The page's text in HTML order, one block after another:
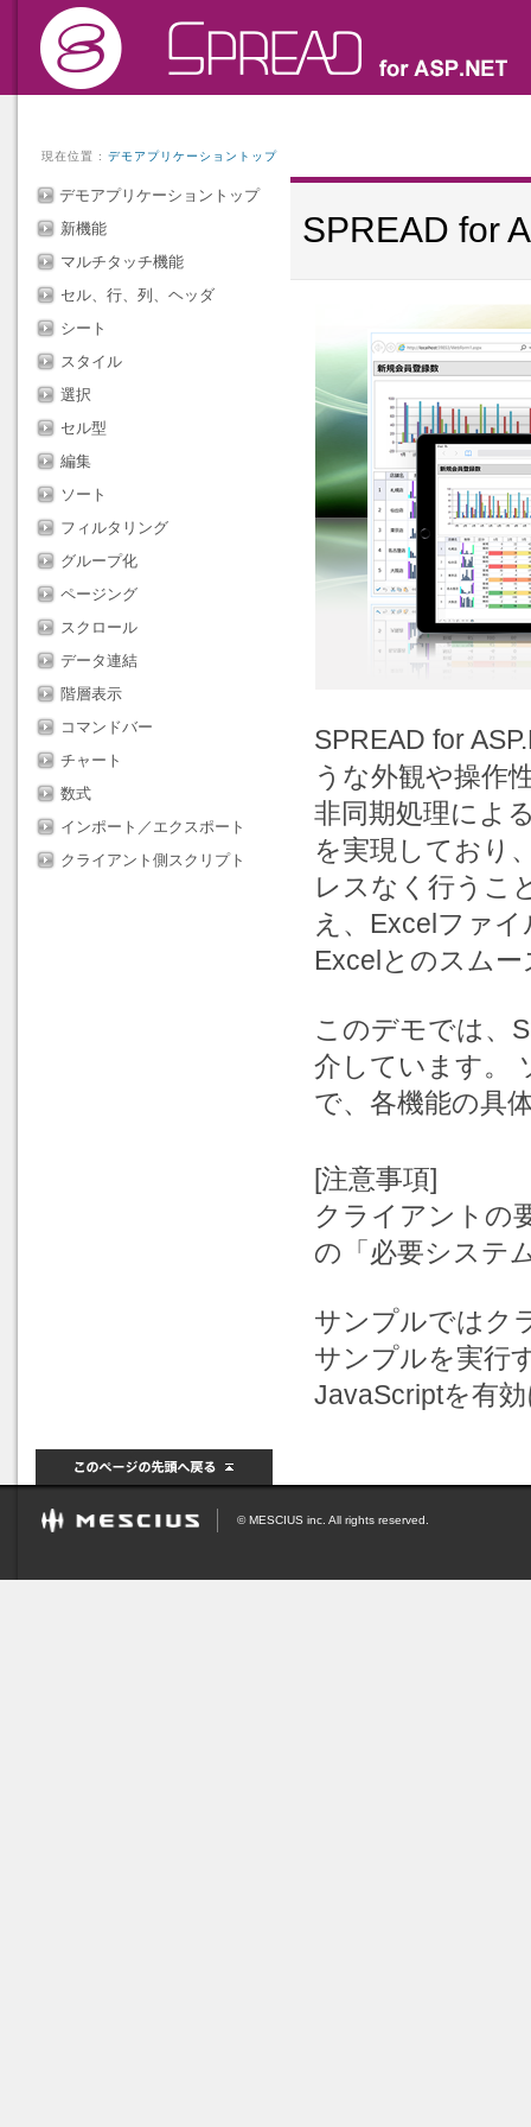
現在位置 : デモアプリケーショントップ
デモアプリケーショントップ
新機能
マルチタッチ機能
セル、行、列、ヘッダ
シート
スタイル
選択
セル型
編集
ソート
フィルタリング
グループ化
ページング
スクロール
データ連結
階層表示
コマンドバー
チャート
数式
インポート／エクスポート
クライアント側スクリプト
SPREAD for
SPREAD for
うな外観や操作
非同期処理によ
を実現しており
レスなく行うこ
え、Excelファ
Excelとのス
このデモでは、
介しています。
で、各機能の具
[注意事項]
クライアントの
の「必要システ
サンプルではク
サンプルを実行
JavaScriptを有
© MESCIUS inc. All rights reserved.